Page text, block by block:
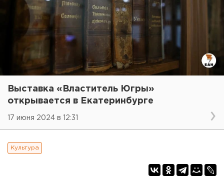
Выставка «Властитель Югры»
открывается в Екатеринбурге
17 июня 2024 в 12:31
Культура